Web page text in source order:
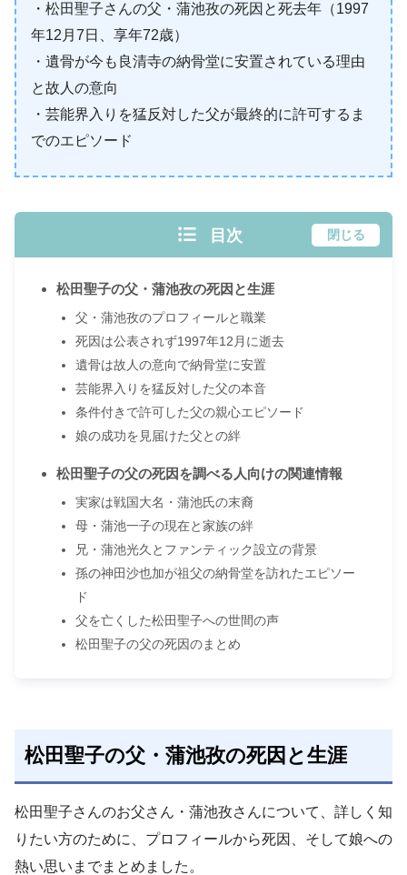
・松田聖子さんの父・蒲池孜の死因と死去年（1997
年12月7日、享年72歳）
・遺骨が今も良清寺の納骨堂に安置されている理由
と故人の意向
・芸能界入りを猛反対した父が最終的に許可するま
でのエピソード
目次 閉じる
松田聖子の父・蒲池孜の死因と生涯
父・蒲池孜のプロフィールと職業
死因は公表されず1997年12月に逝去
遺骨は故人の意向で納骨堂に安置
芸能界入りを猛反対した父の本音
条件付きで許可した父の親心エピソード
娘の成功を見届けた父との絆
松田聖子の父の死因を調べる人向けの関連情報
実家は戦国大名・蒲池氏の末裔
母・蒲池一子の現在と家族の絆
兄・蒲池光久とファンティック設立の背景
孫の神田沙也加が祖父の納骨堂を訪れたエピソー
ド
父を亡くした松田聖子への世間の声
松田聖子の父の死因のまとめ
松田聖子の父・蒲池孜の死因と生涯
松田聖子さんのお父さん・蒲池孜さんについて、詳しく知
りたい方のために、プロフィールから死因、そして娘への
熱い思いまでまとめました。